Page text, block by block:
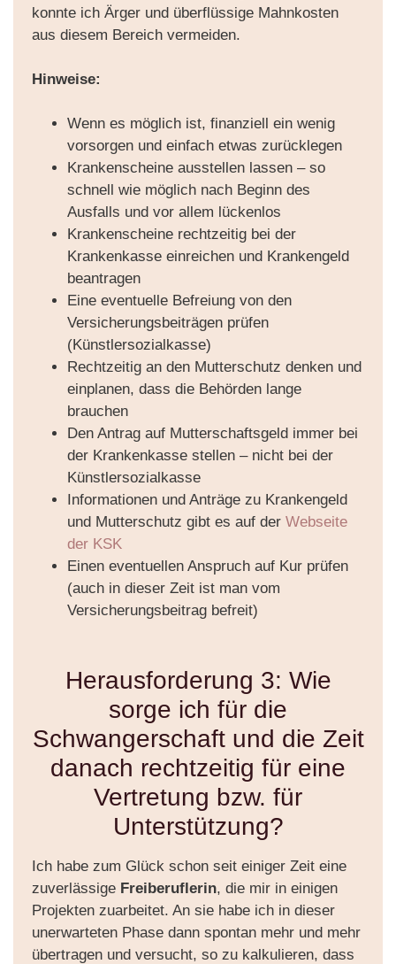
konnte ich Ärger und überflüssige Mahnkosten
aus diesem Bereich vermeiden.
Hinweise:
Wenn es möglich ist, finanziell ein wenig
vorsorgen und einfach etwas zurücklegen
Krankenscheine ausstellen lassen – so
schnell wie möglich nach Beginn des
Ausfalls und vor allem lückenlos
Krankenscheine rechtzeitig bei der
Krankenkasse einreichen und Krankengeld
beantragen
Eine eventuelle Befreiung von den
Versicherungsbeiträgen prüfen
(Künstlersozialkasse)
Rechtzeitig an den Mutterschutz denken und
einplanen, dass die Behörden lange
brauchen
Den Antrag auf Mutterschaftsgeld immer bei
der Krankenkasse stellen – nicht bei der
Künstlersozialkasse
Informationen und Anträge zu Krankengeld
und Mutterschutz gibt es auf derWebseite
der KSK
Einen eventuellen Anspruch auf Kur prüfen
(auch in dieser Zeit ist man vom
Versicherungsbeitrag befreit)
Herausforderung 3: Wie
sorge ich für die
Schwangerschaft und die Zeit
danach rechtzeitig für eine
Vertretung bzw. für
Unterstützung?
Ich habe zum Glück schon seit einiger Zeit eine
zuverlässige Freiberuflerin, die mir in einigen
Projekten zuarbeitet. An sie habe ich in dieser
unerwarteten Phase dann spontan mehr und mehr
übertragen und versucht, so zu kalkulieren, dass